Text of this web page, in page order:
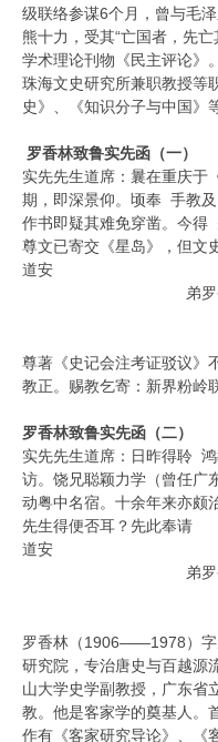
级联络参谋6个月，曾与毛
熊十力，受其“亡国者，先
学术理论刊物《民主评论》
珠海文史研究所兼职教授等
史》、《知识分子与中国》
罗香林致鲁实先函（一）
实先先生道席：曩在重庆
期，即深景仰。顷奉 手教
作书即疑其难免穿凿。今得
尊文已寄交《星岛》，但文
道安
弟罗香林
（一九五０
尊著《史记会注考证驳议》
教正。赐教乞寄：新界粉岭
罗香林致鲁实先函（二）
实先先生道席：日昨得聆
访。饶兄聪颖力学（曾任广
动粤中名宿。十余年来亦颇
先生得便否耳？先此奉请
道安
弟罗香林
（一九五一
罗香林（1906——1978）字
研究院，专治唐史与百越源
山大学史学副教授，广东省
教。他是客家学的奠基人。
作有《客家研究导论》、《